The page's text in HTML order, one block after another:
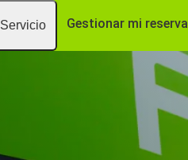
Servicio Gestionar mi reserva